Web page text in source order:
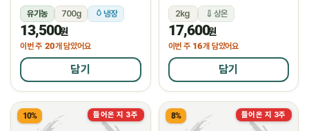
유기농 700g 냉장
13,500원
이번 주 20개 담았어요
담기
2kg 상온
17,600원
이번 주 16개 담았어요
담기
들어온 지 3주
10% 들어온 지 3주
8%